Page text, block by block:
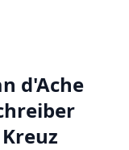
d'Ache